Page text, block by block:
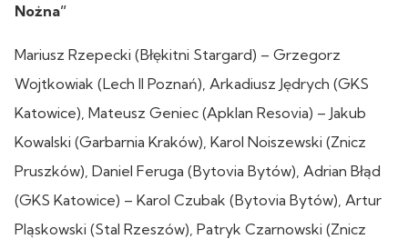
Nożna”
Mariusz Rzepecki (Błękitni Stargard) – Grzegorz
Wojtkowiak (Lech II Poznań), Arkadiusz Jędrych (GKS
Katowice), Mateusz Geniec (Apklan Resovia) – Jakub
Kowalski (Garbarnia Kraków), Karol Noiszewski (Znicz
Pruszków), Daniel Feruga (Bytovia Bytów), Adrian Błąd
(GKS Katowice) – Karol Czubak (Bytovia Bytów), Artur
Pląskowski (Stal Rzeszów), Patryk Czarnowski (Znicz